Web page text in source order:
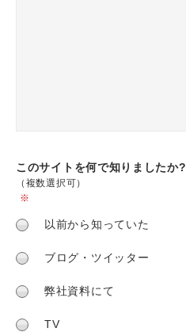
このサイトを何で知りましたか?
（複数選択可）
※
以前から知っていた
ブログ・ツイッター
弊社資料にて
TV